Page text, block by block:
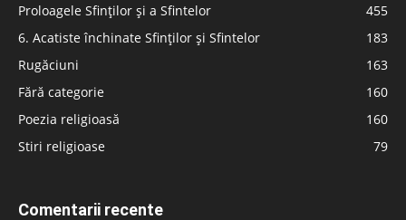
Proloagele Sfinților și a Sfintelor
455
6. Acatiste închinate Sfinților și Sfintelor
183
Rugăciuni
163
Fără categorie
160
Poezia religioasă
160
Stiri religioase
79
Comentarii recente